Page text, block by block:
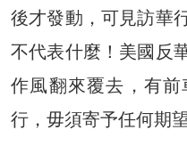
後才發動，可見訪華
不代表什麼！美國反
作風翻來覆去，有
行，毋須寄予任何期望